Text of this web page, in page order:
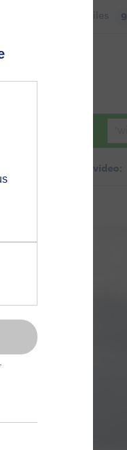
Files 9
Zoeken in foto & video:
up